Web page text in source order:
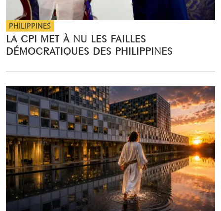
PHILIPPINES
LA CPI MET À NU LES FAILLES
DÉMOCRATIQUES DES PHILIPPINES